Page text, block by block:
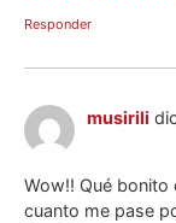
Responder
musirili
Wow!! Qué bonito
cuanto me pase